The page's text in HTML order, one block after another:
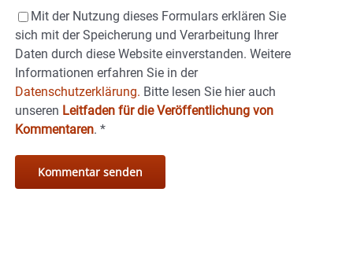
Mit der Nutzung dieses Formulars erklären Sie
sich mit der Speicherung und Verarbeitung Ihrer
Daten durch diese Website einverstanden. Weitere
Informationen erfahren Sie in der
Datenschutzerklärung. Bitte lesen Sie hier auch
unseren Leitfaden für die Veröffentlichung von
Kommentaren. *